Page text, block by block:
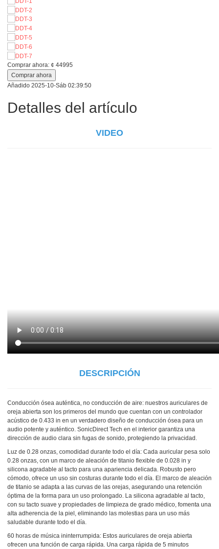
Comprar ahora: ¢ 44995
Comprar ahora
Añadido 2025-10-Sáb 02:39:50
Detalles del artículo
VIDEO
DESCRIPCIÓN
Conducción ósea auténtica, no conducción de aire: nuestros auriculares de
oreja abierta son los primeros del mundo que cuentan con un controlador
acústico de 0.433 in en un verdadero diseño de conducción ósea para un
audio potente y auténtico. SonicDirect Tech en el interior garantiza una
dirección de audio clara sin fugas de sonido, protegiendo la privacidad.
Luz de 0.28 onzas, comodidad durante todo el día: Cada auricular pesa solo
0.28 onzas, con un marco de aleación de titanio flexible de 0.028 in y
silicona agradable al tacto para una apariencia delicada. Robusto pero
cómodo, ofrece un uso sin costuras durante todo el día. El marco de aleación
de titanio se adapta a las curvas de las orejas, asegurando una retención
óptima de la forma para un uso prolongado. La silicona agradable al tacto,
con su tacto suave y propiedades de limpieza de grado médico, fomenta una
alta adherencia de la piel, eliminando las molestias para un uso más
saludable durante todo el día.
60 horas de música ininterrumpida: Estos auriculares de oreja abierta
ofrecen una función de carga rápida. Una carga rápida de 5 minutos